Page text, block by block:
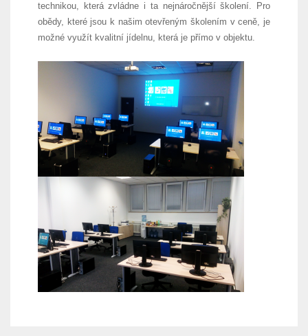
technikou, která zvládne i ta nejnáročnější školení. Pro
obědy, které jsou k našim otevřeným školením v ceně, je
možné využít kvalitní jídelnu, která je přímo v objektu.